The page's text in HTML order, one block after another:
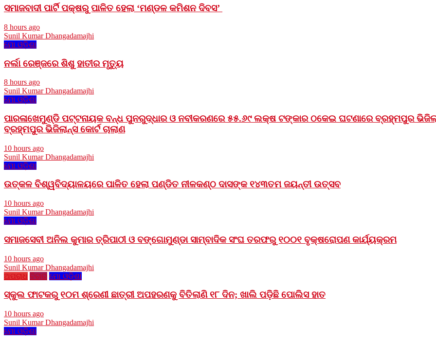
ସମାଜବାଦୀ ପାର୍ଟି ପକ୍ଷରୁ ପାଳିତ ହେଲା ‘ମଣ୍ଡଳ କମିଶନ ଦିବସ’
8 hours ago
Sunil Kumar Dhangadamajhi
ମୋ ଓଡ଼ିଶା
ନର୍ଲା ରେଞ୍ଜରେ ଶିଶୁ ହାତୀର ମୃତ୍ୟୁ
8 hours ago
Sunil Kumar Dhangadamajhi
ମୋ ଓଡ଼ିଶା
ପାରଳାଖେମୁଣ୍ଡି ପଟ୍ଟନାୟକ ବନ୍ଧ ପୁନରୁଦ୍ଧାର ଓ ନବୀକରଣରେ ୫୫.୬୯ ଲକ୍ଷ ଟଙ୍କାର ଠକେଇ ଘଟଣାରେ ବ୍ରହ୍ମପୁର
ବ୍ରହ୍ମପୁର ଭିଜିଲାନ୍ସ କୋର୍ଟ ଚାଲାଣ
10 hours ago
Sunil Kumar Dhangadamajhi
ମୋ ଓଡ଼ିଶା
ଉତ୍କଳ ବିଶ୍ୱବିଦ୍ୟାଳୟରେ ପାଳିତ ହେଲା ପଣ୍ଡିତ ନୀଳକଣ୍ଠ ଦାସଙ୍କ ୧୪୩ତମ ଜୟନ୍ତୀ ଉତ୍ସବ
10 hours ago
Sunil Kumar Dhangadamajhi
ମୋ ଓଡ଼ିଶା
ସମାଜସେବୀ ଅନିଲ କୁମାର ତ୍ରିପାଠୀ ଓ ବଙ୍ଗୋମୁଣ୍ଡା ସାମ୍ବାଦିକ ସଂଘ ତରଫରୁ ୧୦୦୧ ବୃକ୍ଷରୋପଣ କାର୍ଯ୍ୟକ୍ରମ
10 hours ago
Sunil Kumar Dhangadamajhi
ଅପରାଧ ବିଚାର ମୋ ଓଡ଼ିଶା
ସ୍କୁଲ ଫାଟକରୁ ୧୦ମ ଶ୍ରେଣୀ ଛାତ୍ରୀ ଅପହରଣକୁ ବିତିଲାଣି ୧୮ ଦିନ; ଖାଲି ପଡ଼ିଛି ପୋଲିସ ହାତ
10 hours ago
Sunil Kumar Dhangadamajhi
ମୋ ଓଡ଼ିଶା